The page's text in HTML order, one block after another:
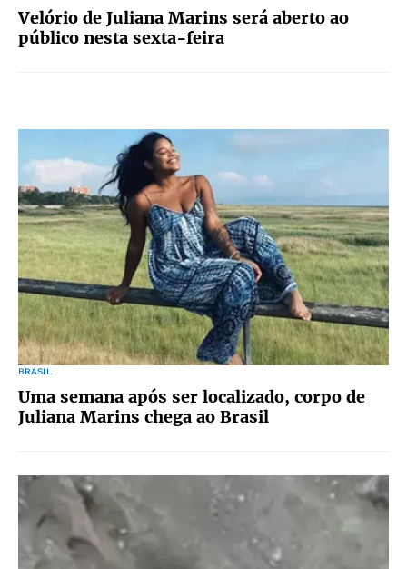
Velório de Juliana Marins será aberto ao
público nesta sexta-feira
BRASIL
Uma semana após ser localizado, corpo de
Juliana Marins chega ao Brasil